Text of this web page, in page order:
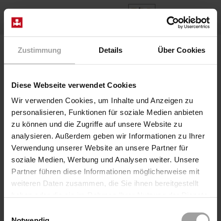
Zustimmung Details Über Cookies
Diese Webseite verwendet Cookies
Wir verwenden Cookies, um Inhalte und Anzeigen zu
personalisieren, Funktionen für soziale Medien anbieten
zu können und die Zugriffe auf unsere Website zu
analysieren. Außerdem geben wir Informationen zu Ihrer
Verwendung unserer Website an unsere Partner für
soziale Medien, Werbung und Analysen weiter. Unsere
Partner führen diese Informationen möglicherweise mit
weiteren Daten zusammen, die Sie ihnen bereitgestellt
FR
Recherche interactive de la résistance
Trouver des matériaux
pour des médias de
fonctionnement
appropriés